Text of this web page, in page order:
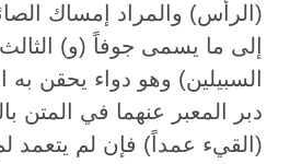
(الرأس) والمراد إمساك
إلى ما يسمى جوفاً (و)
السبيلين) وهو دواء يحقن
دبر المعبر عنهما في المتن
(القيء عمداً) فإن لم يتعمد